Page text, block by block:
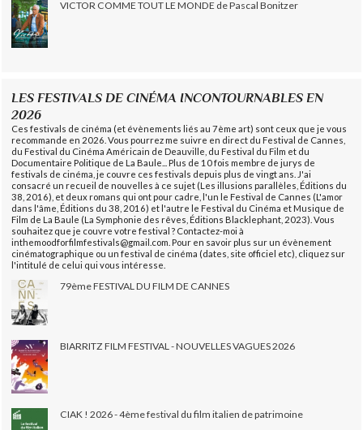
VICTOR COMME TOUT LE MONDE de Pascal Bonitzer
LES FESTIVALS DE CINÉMA INCONTOURNABLES EN
2026
Ces festivals de cinéma (et évènements liés au 7ème art) sont ceux que je vous
recommande en 2026. Vous pourrez me suivre en direct du Festival de Cannes,
du Festival du Cinéma Américain de Deauville, du Festival du Film et du
Documentaire Politique de La Baule... Plus de 10 fois membre de jurys de
festivals de cinéma, je couvre ces festivals depuis plus de vingt ans. J'ai
consacré un recueil de nouvelles à ce sujet (Les illusions parallèles, Éditions du
38, 2016), et deux romans qui ont pour cadre, l'un le Festival de Cannes (L'amor
dans l'âme, Éditions du 38, 2016) et l'autre le Festival du Cinéma et Musique de
Film de La Baule (La Symphonie des rêves, Éditions Blacklephant, 2023). Vous
souhaitez que je couvre votre festival ? Contactez-moi à
inthemoodforfilmfestivals@gmail.com. Pour en savoir plus sur un évènement
cinématographique ou un festival de cinéma (dates, site officiel etc), cliquez sur
l'intitulé de celui qui vous intéresse.
79ème FESTIVAL DU FILM DE CANNES
BIARRITZ FILM FESTIVAL - NOUVELLES VAGUES 2026
CIAK ! 2026 - 4ème festival du film italien de patrimoine